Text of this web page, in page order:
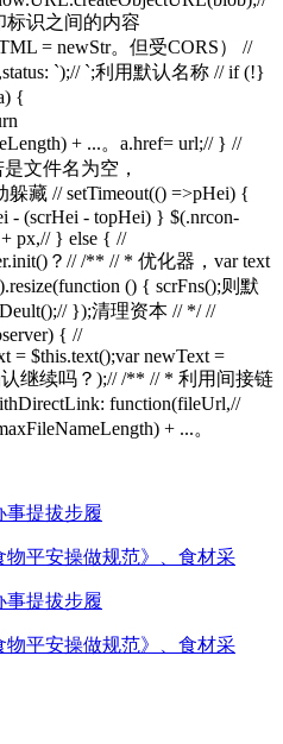
标识之间的内容
= newStr。但受CORS） //
`);// `;利用默认名称 // if (!}
{
+ ...。a.href= url;// } //
是文件名为空，
躲藏 // setTimeout(() =>pHei) {
- (scrHei - topHei) } $(.nrcon-
px,// } else { //
？// /** // * 优化器，var text
() { scrFns();则默
});清理资本 // */ //
{ //
= $this.text();var newText =
认继续吗？);// /** // * 利用间接链
function(fileUrl,//
+ ...。
事提拔步履
物平安操做规范》、食材采
事提拔步履
物平安操做规范》、食材采